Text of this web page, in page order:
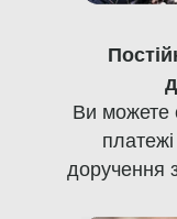
Ви можете
доручення